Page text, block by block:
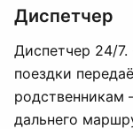
Диспетчер
Диспетчер 24/7.
поездки
родственникам
дальнего